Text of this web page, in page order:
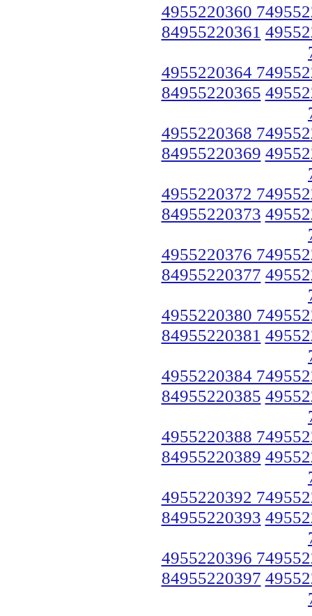
4955220360
84955220361
4955220364
84955220365
4955220368
84955220369
4955220372
84955220373
4955220376
84955220377
4955220380
84955220381
4955220384
84955220385
4955220388
84955220389
4955220392
84955220393
4955220396
84955220397